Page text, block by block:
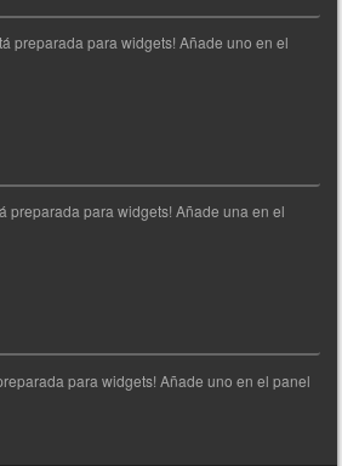
preparada para widgets! Añade uno en el
preparada para widgets! Añade una en el
para widgets! Añade uno en el panel